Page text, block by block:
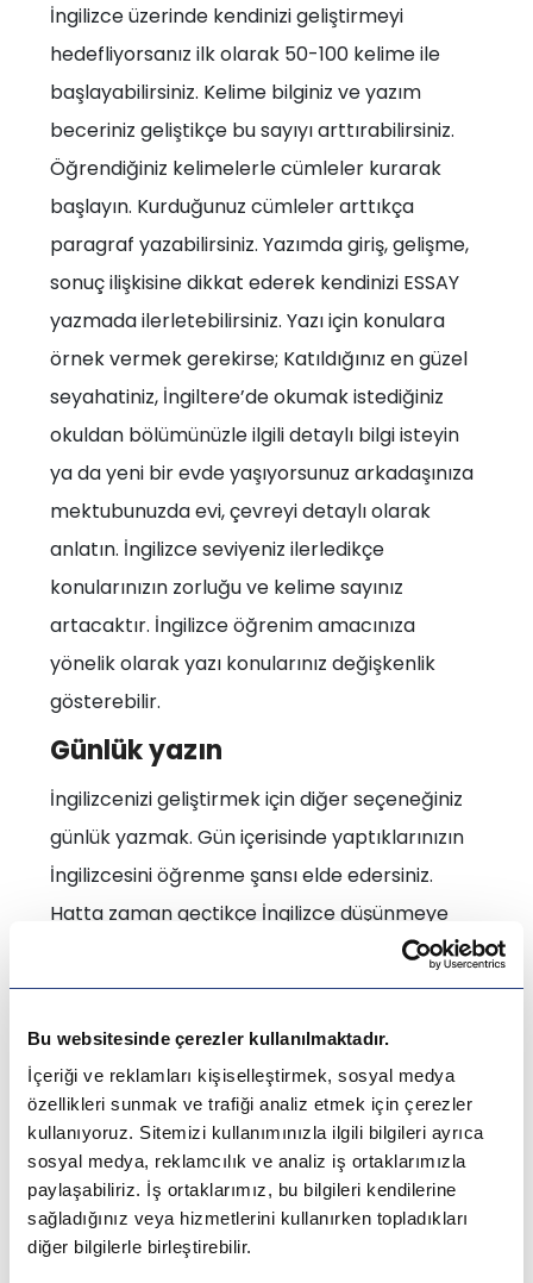
Bu websitesinde çerezler kullanılmaktadır.
İçeriği ve reklamları kişiselleştirmek, sosyal medya
özellikleri sunmak ve trafiği analiz etmek için çerezler
kullanıyoruz. Sitemizi kullanımınızla ilgili bilgileri ayrıca
sosyal medya, reklamcılık ve analiz iş ortaklarımızla
paylaşabiliriz. İş ortaklarımız, bu bilgileri kendilerine
sağladığınız veya hizmetlerini kullanırken topladıkları
diğer bilgilerle birleştirebilir.
İngilizce üzerinde kendinizi geliştirmeyi
hedefliyorsanız ilk olarak 50-100 kelime ile
başlayabilirsiniz. Kelime bilginiz ve yazım
beceriniz geliştikçe bu sayıyı arttırabilirsiniz.
Öğrendiğiniz kelimelerle cümleler kurarak
başlayın. Kurduğunuz cümleler arttıkça
paragraf yazabilirsiniz. Yazımda giriş, gelişme,
sonuç ilişkisine dikkat ederek kendinizi ESSAY
yazmada ilerletebilirsiniz. Yazı için konulara
örnek vermek gerekirse; Katıldığınız en güzel
seyahatiniz, İngiltere’de okumak istediğiniz
okuldan bölümünüzle ilgili detaylı bilgi isteyin
ya da yeni bir evde yaşıyorsunuz arkadaşınıza
mektubunuzda evi, çevreyi detaylı olarak
anlatın. İngilizce seviyeniz ilerledikçe
konularınızın zorluğu ve kelime sayınız
artacaktır. İngilizce öğrenim amacınıza
yönelik olarak yazı konularınız değişkenlik
gösterebilir.
Günlük yazın
İngilizcenizi geliştirmek için diğer seçeneğiniz
günlük yazmak. Gün içerisinde yaptıklarınızın
İngilizcesini öğrenme şansı elde edersiniz.
Hatta zaman geçtikçe İngilizce düşünmeye
başlayabilirsiniz. Daha sonrası içinde size güzel
bir anı kalır.
Haftalık programlarınızı yapın
Haftalık ajandanızı İngilizce yazın. Özellikle
yoğun iş temposunda çalışan insanlar haftalık
programlarını yazarak randevuları unutma ya
da karıştırma durumuna karşı önlem alır. Bunu